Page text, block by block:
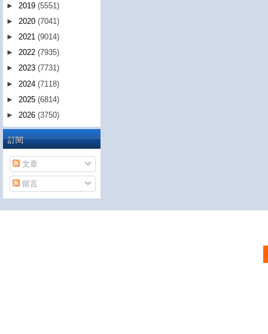
► 2019 (5551)
► 2020 (7041)
► 2021 (9014)
► 2022 (7935)
► 2023 (7731)
► 2024 (7118)
► 2025 (6814)
► 2026 (3750)
訂閱
文章
留言